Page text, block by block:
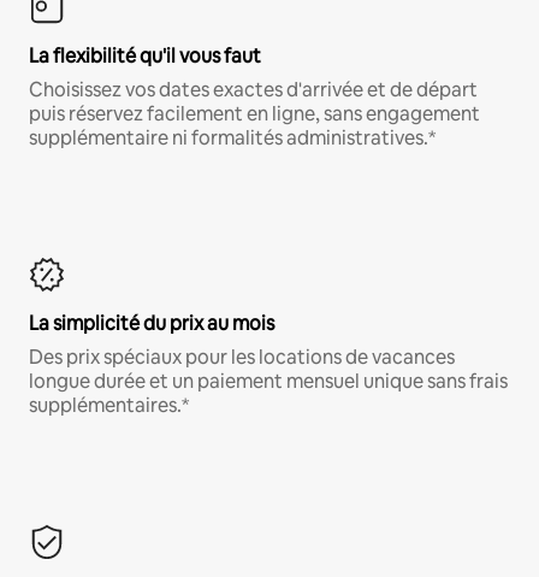
La flexibilité qu'il vous faut
Choisissez vos dates exactes d'arrivée et de départ
puis réservez facilement en ligne, sans engagement
supplémentaire ni formalités administratives.*
La simplicité du prix au mois
Des prix spéciaux pour les locations de vacances
longue durée et un paiement mensuel unique sans frais
supplémentaires.*